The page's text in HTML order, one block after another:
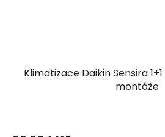
Klimatizace Daikin Sensira
montáže